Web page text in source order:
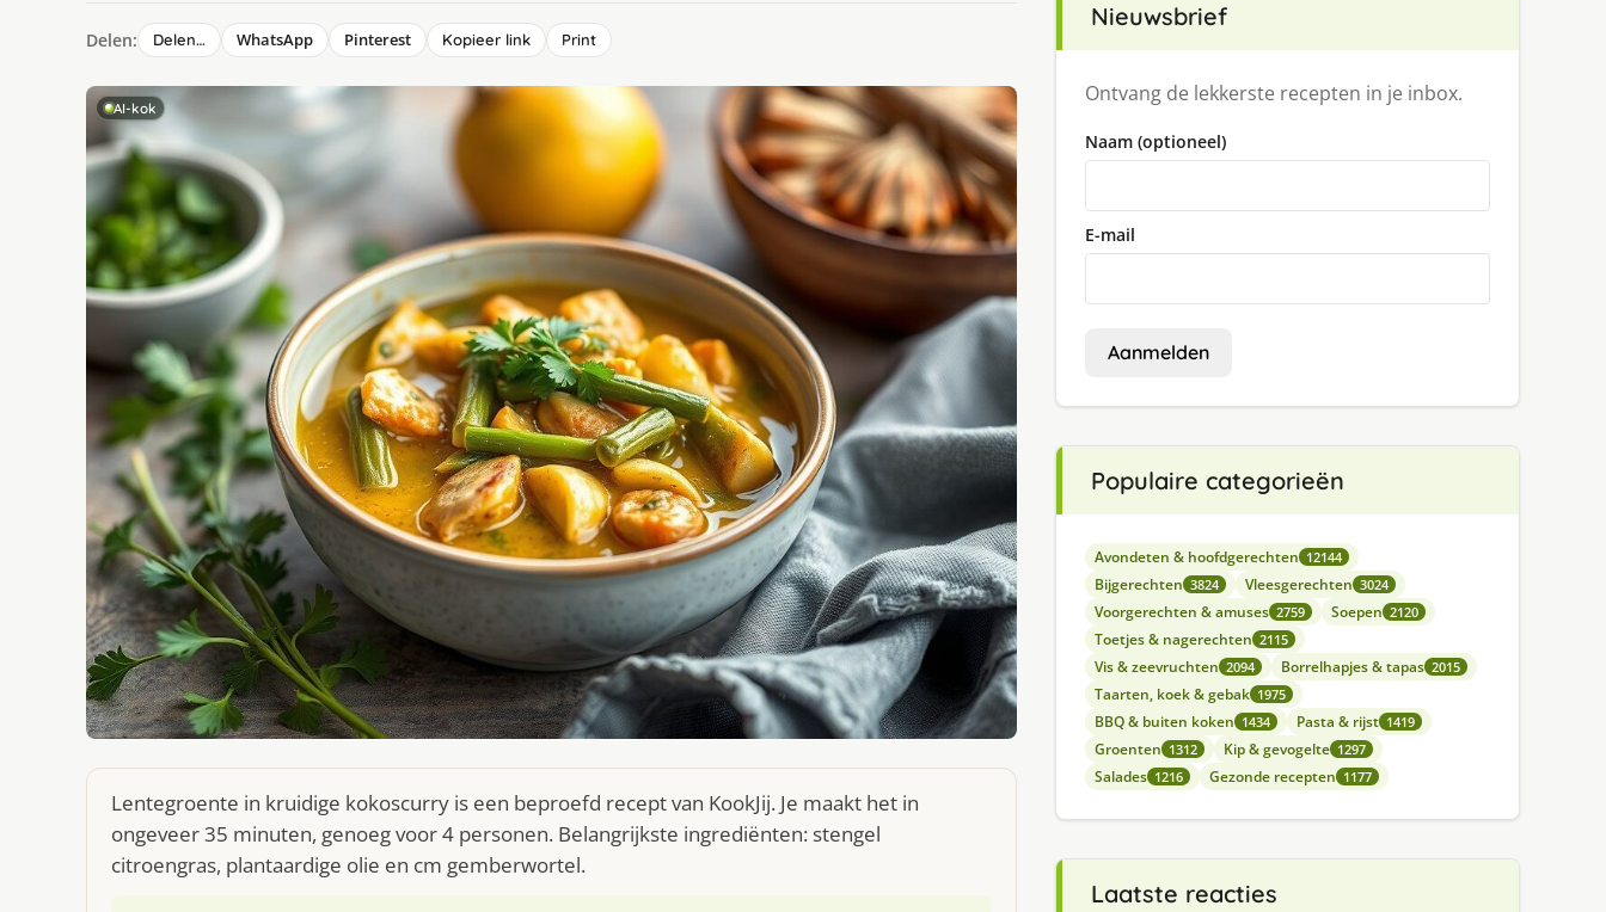
Delen: Delen… WhatsApp Pinterest Kopieer link Print
AI-kok
Lentegroente in kruidige kokoscurry is een beproefd recept van KookJij. Je maakt het in
ongeveer 35 minuten, genoeg voor 4 personen. Belangrijkste ingrediënten: stengel
citroengras, plantaardige olie en cm gemberwortel.
Nieuwsbrief
Ontvang de lekkerste recepten in je inbox.
Naam (optioneel)
E-mail
Aanmelden
Populaire categorieën
Avondeten & hoofdgerechten 12144
Bijgerechten 3824 Vleesgerechten 3024
Voorgerechten & amuses 2759 Soepen 2120
Toetjes & nagerechten 2115
Vis & zeevruchten 2094 Borrelhapjes & tapas 2015
Taarten, koek & gebak 1975
BBQ & buiten koken 1434 Pasta & rijst 1419
Groenten 1312 Kip & gevogelte 1297
Salades 1216 Gezonde recepten 1177
Laatste reacties